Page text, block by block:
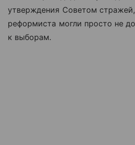
утверждения Советом
реформиста могли просто не
к выборам.